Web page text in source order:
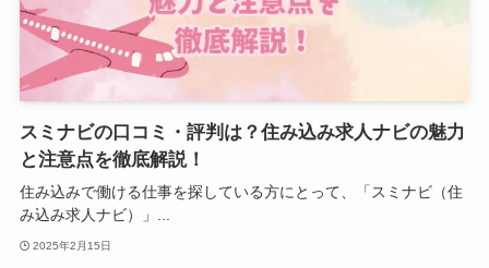
スミナビの口コミ・評判は？住み込み求人ナビの魅力
と注意点を徹底解説！
住み込みで働ける仕事を探している方にとって、「スミナビ（住
み込み求人ナビ）」...
2025年2月15日